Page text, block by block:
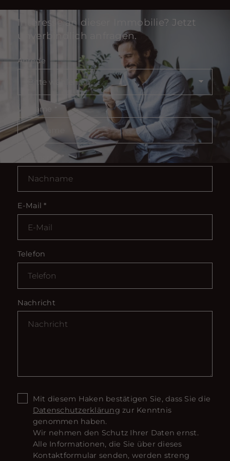
Interesse an dieser Immobilie? Jetzt
unverbindlich anfragen.
Anrede
Vorname
E-Mail*
Telefon
Nachricht
Mit diesem Haken bestätigen Sie, dass Sie die
Datenschutzerklärung zur Kenntnis
genommen haben.
Wir nehmen den Schutz Ihrer Daten ernst.
Alle Informationen, die Sie über dieses
Kontaktformular senden, werden streng